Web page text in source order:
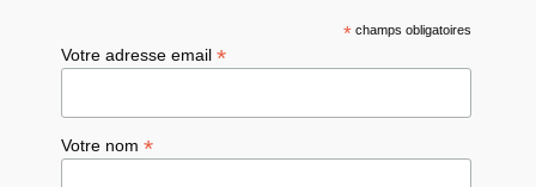
*champs obligatoires
Votre adresse email*
Votre nom*